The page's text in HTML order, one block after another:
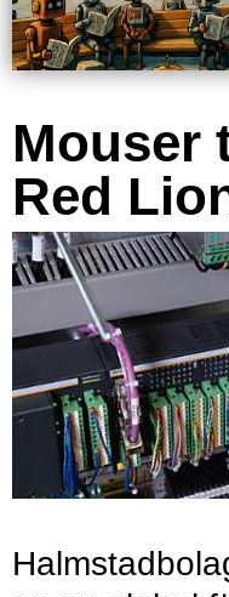
Mouser
Red